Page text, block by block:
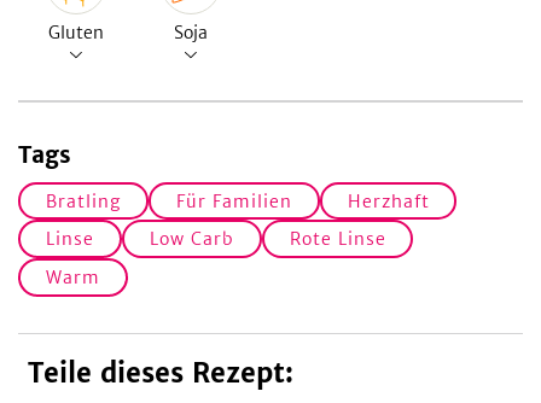
Gluten Soja
Tags
Bratling Für Familien
Herzhaft
Linse
Low Carb
Rote Linse
Warm
Teile dieses Rezept: